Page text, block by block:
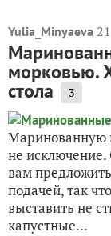
Yulia_Minyaeva
морковью.
стола 3
Маринованную
не исключение.
вам
подачей, так
выставить не
капустные...